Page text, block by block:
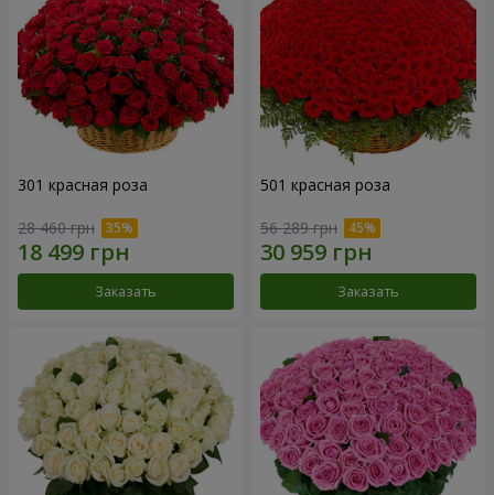
301 красная роза
28 460 грн
Заказать
501 красная роза
56 289 грн
Заказать